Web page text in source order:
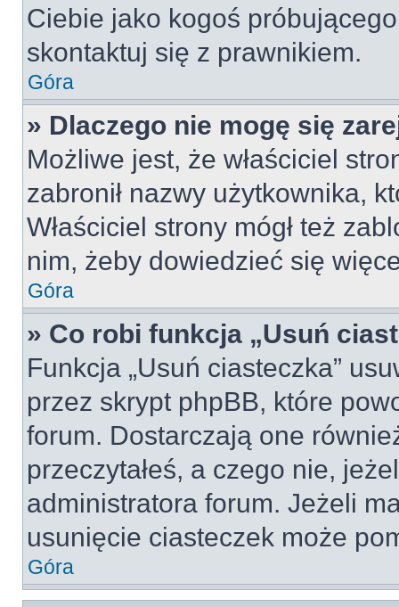
Ciebie jako kogoś
skontaktuj się z prawnikiem.
Góra
» Dlaczego nie mogę się
Możliwe jest, że właściciel
zabronił nazwy użytkownika,
Właściciel strony mógł też
nim, żeby dowiedzieć się
Góra
» Co robi funkcja „Usuń
Funkcja „Usuń ciasteczka”
przez skrypt phpBB, które
forum. Dostarczają one
przeczytałeś, a czego nie,
administratora forum. Jeżeli
usunięcie ciasteczek może
Góra